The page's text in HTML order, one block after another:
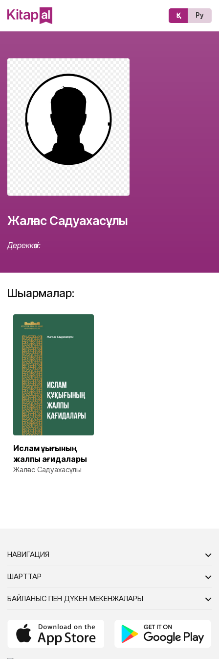
Қз Ру
Жалғас Садуахасұлы
Дереккөзі:
Шығармалар:
Ислам құқығының
жалпы қағидалары
Жалғас Садуахасұлы
НАВИГАЦИЯ
ШАРТТАР
БАЙЛАНЫС ПЕН ДҮКЕН МЕКЕНЖАЛАРЫ